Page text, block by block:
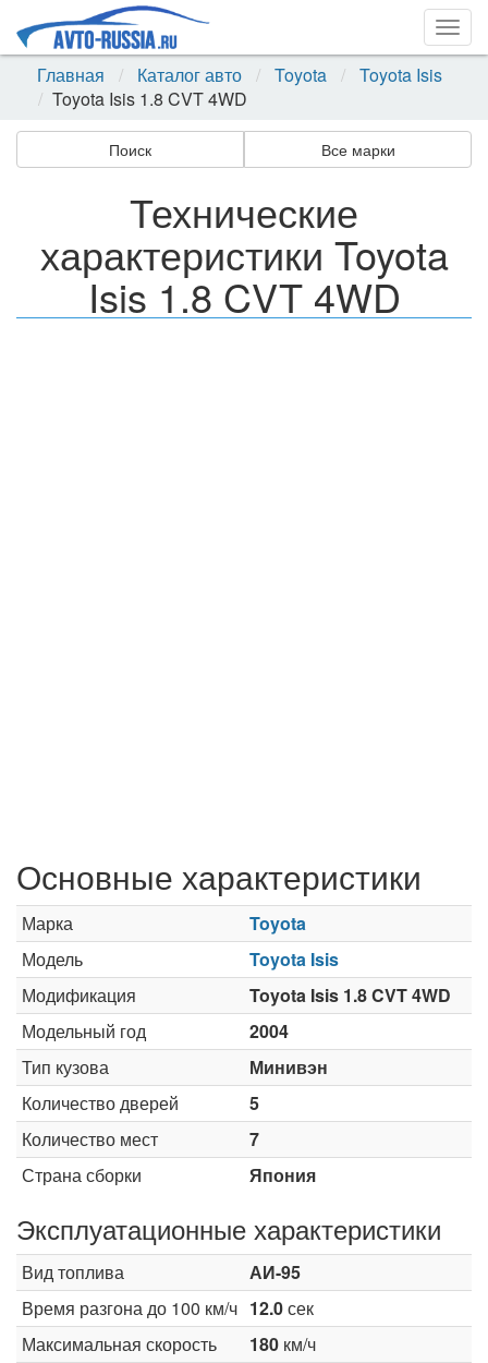
Главная
Каталог авто Toyota
Toyota Isis
Toyota Isis 1.8 CVT 4WD
Поиск Все марки
Технические
характеристики Toyota
Isis 1.8 CVT 4WD
Основные характеристики
Марка
Toyota
Модель
Toyota Isis
Модификация
Toyota Isis 1.8 CVT 4WD
Модельный год
2004
Тип кузова
Минивэн
Количество дверей
5
Количество мест
7
Страна сборки
Япония
Эксплуатационные характеристики
Вид топлива
АИ-95
Время разгона до 100 км/ч 12.0сек
Максимальная скорость
180 км/ч